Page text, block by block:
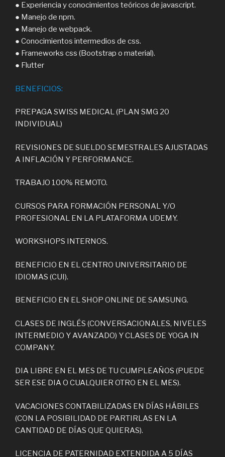
● Experiencia y conocimientos teóricos de javascript.
● Manejo de npm.
● Manejo de webpack.
● Conocimientos intermedios de css.
● Frameworks css (Bootstrap o material).
● Flutter
BENEFICIOS:
PREPAGA SWISS MEDICAL (PLAN SMG 20
INDIVIDUAL)
REVISIONES DE SUELDO SEMESTRALES AJUSTADAS
A INFLACIÓN Y PERFORMANCE.
TRABAJO 100% REMOTO.
CURSOS PARA FORMACIÓN PERSONAL Y/O
PROFESIONAL EN LA PLATAFORMA UDEMY.
WORKSHOPS INTERNOS.
BENEFICIO EN EL CENTRO UNIVERSITARIO DE
IDIOMAS (CUI).
BENEFICIO EN EL SHOP ONLINE DE SAMSUNG.
CLASES DE INGLÉS (CONVERSACIONALES, NIVELES
INTERMEDIO Y AVANZADO) Y CLASES DE YOGA IN
COMPANY.
DIA LIBRE EN EL MES DE TU CUMPLEAÑOS (PUEDE
SER ESE DIA O CUALQUIER OTRO EN EL MES).
VACACIONES CONTABILIZADAS EN DÍAS HÁBILES
(CON LA POSIBILIDAD DE PARTIRLAS EN LA
CANTIDAD DE DÍAS QUE QUIERAS).
LICENCIA DE PATERNIDAD EXTENDIDA A 5 DÍAS